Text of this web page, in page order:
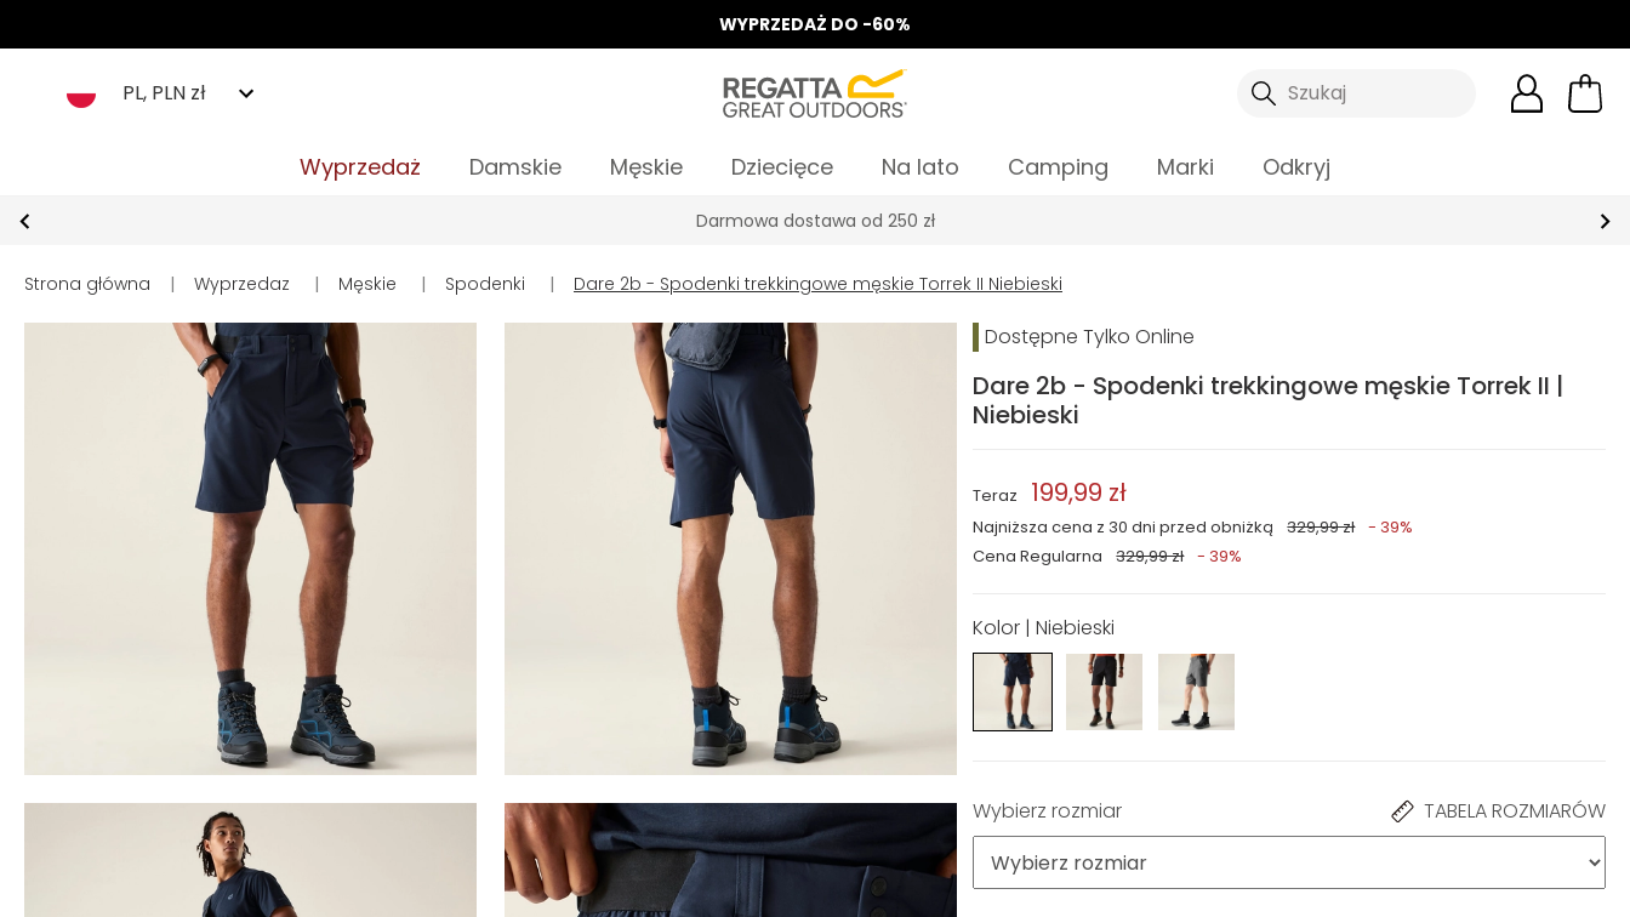
WYPRZEDAŻ DO -60%
PL, PLN zł Szukaj
Wyprzedaż Damskie Męskie Dziecięce Na lato Camping Marki Odkryj
Odbierz 15%, za zapis do Newslettera*
Strona główna | Wyprzedaz | Męskie | Spodenki | Dare 2b - Spodenki trekkingowe męskie Torrek II Niebieski
Dostępne Tylko Online
Dare 2b - Spodenki trekkingowe męskie Torrek II |
Niebieski
Cena Regularna 329,99 zł - 39%
Najniższa cena z 30 dni przed obniżką 329,99 zł - 39%
Teraz 199,99 zł
Kolor | Niebieski
Wybierz rozmiar TABELA ROZMIARÓW